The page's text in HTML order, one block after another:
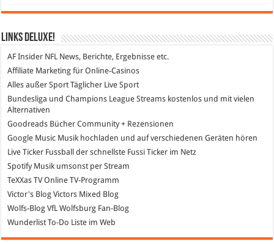
Links DeLuXe!
AF Insider NFL News, Berichte, Ergebnisse etc.
Affiliate Marketing für Online-Casinos
Alles außer Sport Täglicher Live Sport
Bundesliga und Champions League Streams kostenlos und mit vielen
Alternativen
Goodreads Bücher Community + Rezensionen
Google Music Musik hochladen und auf verschiedenen Geräten hören
Live Ticker Fussball der schnellste Fussi Ticker im Netz
SpotifyMusik umsonst per Stream
TeXXas TVOnline TV-Programm
Victor's Blog Victors Mixed Blog
Wolfs-Blog VfL Wolfsburg Fan-Blog
Wunderlist To-Do Liste im Web